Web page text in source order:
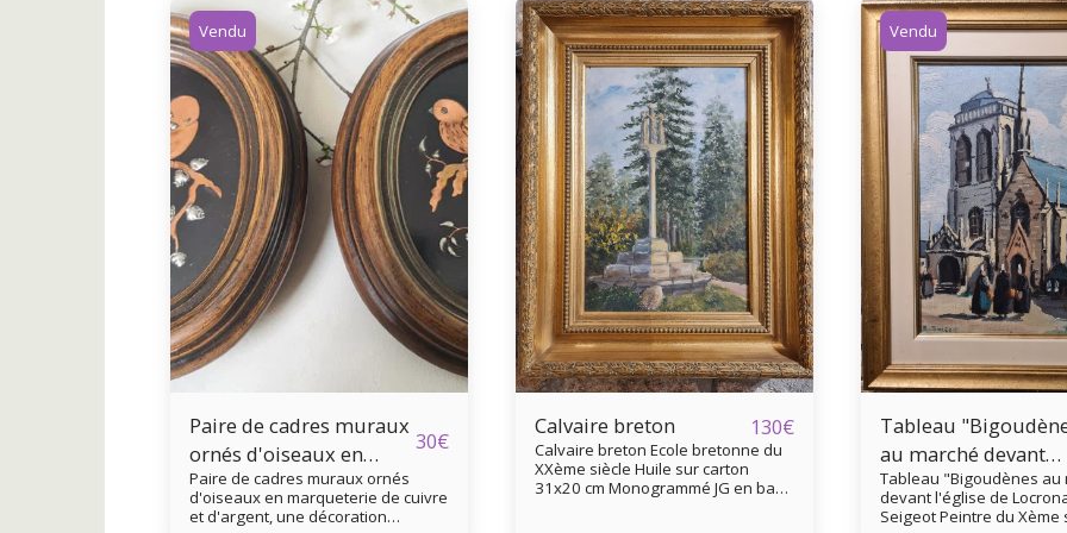
Vendu
Paire de cadres muraux
ornés d'oiseaux en
marqueterie de cuivre
et d'argent
30€
Paire de cadres muraux ornés
d'oiseaux en marqueterie de cuivre
et d'argent, une décoration
Calvaire breton 130€
Calvaire breton Ecole bretonne du
XXème siècle Huile sur carton
31x20 cm Monogrammé JG en bas
Vendu
Tableau
au marché devant
l'église de
Seigeot
Tableau "Bigoudènes au
devant l'église de
Seigeot Peintre du Xème